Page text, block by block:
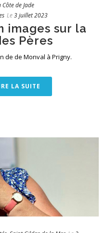
de Jade
Le3 juillet 2023
images sur la
Pères
de de Monval à Prigny.
LA SUITE